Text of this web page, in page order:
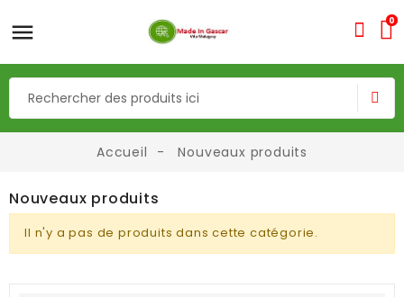
0
Accueil Nouveaux produits
Nouveaux produits
Il n'y a pas de produits dans cette catégorie.